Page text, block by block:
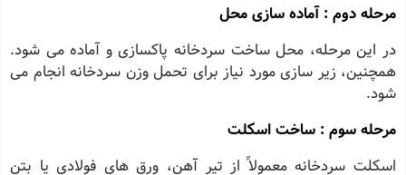
مرحله دوم : آماده سازی محل
در این مرحله، محل ساخت سردخانه پاکسازی و آماده می شود.
همچنین، زیر سازی مورد نیاز برای تحمل وزن سردخانه انجام می
شود.
مرحله سوم : ساخت اسکلت
اسکلت سردخانه معمولاً از تیر آهن، ورق های فولادی یا بتن